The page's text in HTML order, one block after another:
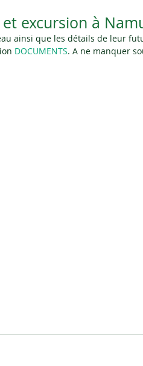
excursion à
ainsi que les détails de leur
DOCUMENTS. A ne manquer